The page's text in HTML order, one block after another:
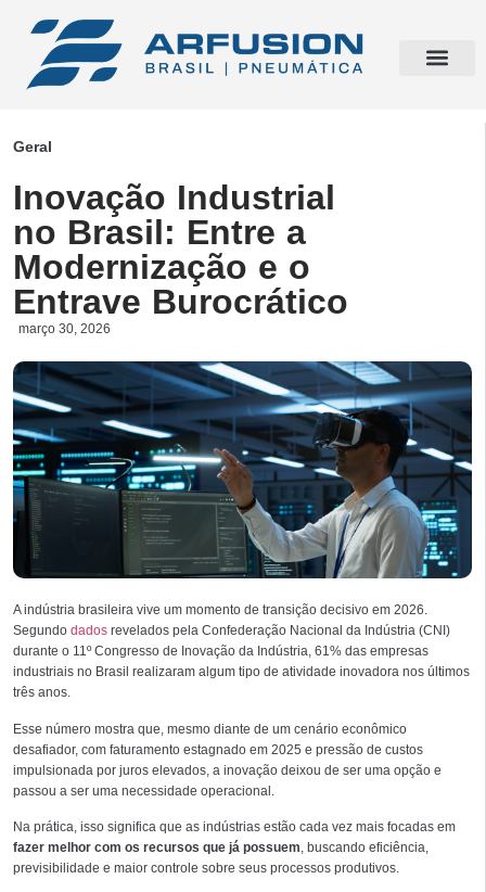
Geral
Inovação Industrial
no Brasil: Entre a
Modernização e o
Entrave Burocrático
março 30, 2026
A indústria brasileira vive um momento de transição decisivo em 2026.
Segundo dados revelados pela Confederação Nacional da Indústria (CNI)
durante o 11º Congresso de Inovação da Indústria, 61% das empresas
industriais no Brasil realizaram algum tipo de atividade inovadora nos últimos
três anos.
Esse número mostra que, mesmo diante de um cenário econômico
desafiador, com faturamento estagnado em 2025 e pressão de custos
impulsionada por juros elevados, a inovação deixou de ser uma opção e
passou a ser uma necessidade operacional.
Na prática, isso significa que as indústrias estão cada vez mais focadas em
fazer melhor com os recursos que já possuem, buscando eficiência,
previsibilidade e maior controle sobre seus processos produtivos.